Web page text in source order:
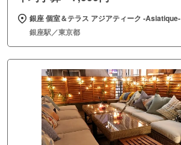
銀座 個室＆テラス アジアティーク ‐Asiatique‐
銀座駅／東京都